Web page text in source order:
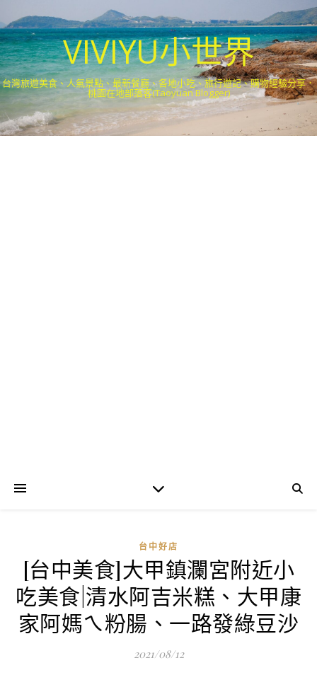
VIVIYU小世界
台灣旅遊美食、人氣景點、最新餐廳、各地小吃、旅行遊記、購物經驗分享．
桃園在地部落客(Taoyuan Blogger)
台中好店
[台中美食]大甲鎮瀾宮附近小
吃美食|清水阿吉米糕、大甲康
家阿媽ㄟ粉腸、一路發綠豆沙
2021/08/12